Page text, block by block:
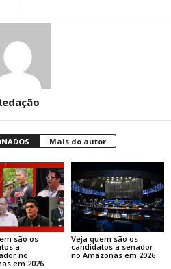
Mais do autor
são os
a
no
em 2026
Veja quem são os
candidatos a senador
no Amazonas em 2026